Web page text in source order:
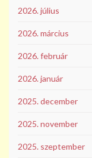
2026. július
2026. március
2026. február
2026. január
2025. december
2025. november
2025. szeptember